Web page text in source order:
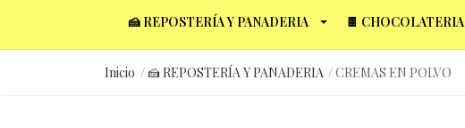
🍰 REPOSTERÍA Y PANADERIA 🍫 CHOCOLATERIA
Inicio 🍰 REPOSTERÍA Y PANADERIA CREMAS EN POLVO